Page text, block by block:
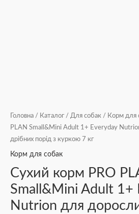
Головна / Каталог / Для собак / Корм для
PLAN Small&Mini Adult 1+ Everyday
дрібних порід з куркою 7 кг
Корм для собак
Сухий корм PRO
Small&Mini Adult 1+
Nutrion для